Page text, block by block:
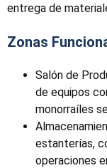
entrega de
Zonas
Salón de
de equipos
monorraíles
estanterías,
operaciones